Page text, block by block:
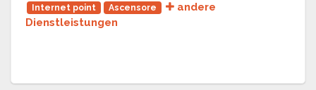
Internet point
Ascensore
andere
Dienstleistungen